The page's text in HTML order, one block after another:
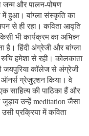
और पालन-पोषण
में हुआ। बांग्ला संस्कृति का
से ही रहा। कविता आवृति
भी कार्यक्रम का अभिन्न्न
है। हिंदी अंग्रेजी और बांग्ला
रुचि हमेशा से रही। कोलकाता
जयपुरिया कॉलेज से अंग्रेजी
ऑनर्स ग्रेजुएशन किया। वे
साहित्य की पाठिका हैं और
जुड़ाव उन्हें meditation जैसा
प्रक्रिया में कविता